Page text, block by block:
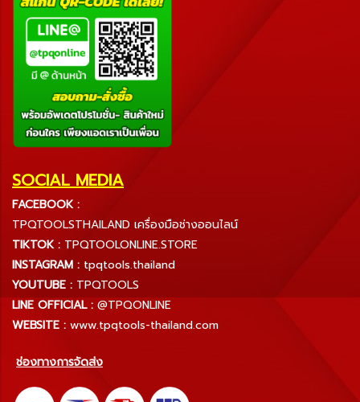
SOCIAL MEDIA
FACEBOOK :
TPQTOOLSTHAILAND เครื่องมือช่างออนไลน์
TIKTOK : TPQTOOLONLINE.STORE
INSTAGRAM : tpqtools.thailand
YOUTUBE : TPQTOOLS
LINE OFFICIAL : @TPQONLINE
WEBSITE : www.tpqtools-thailand.com
ช่องทางการจัดส่ง